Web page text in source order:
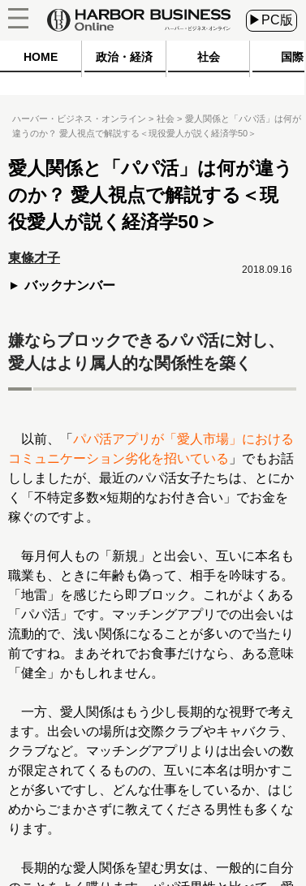
▶PC版
HOME 政治・経済 社会 国際
ハーバー・ビジネス・オンライン 社会
愛人関係と「パパ活」は何が
違うのか？ 愛人視点で解説する＜現役愛人が説く経済学50＞
愛人関係と「パパ活」は何が違う
のか？ 愛人視点で解説する＜現
役愛人が説く経済学50＞
東條才子
バックナンバー
2018.09.16
嫌ならブロックできるパパ活に対し、
愛人はより属人的な関係性を築く
以前、「 パパ活アプリが「愛人市場」における
コミュニケーション劣化を招いている 」でもお話
ししましたが、最近のパパ活女子たちは、とにか
く「不特定多数×短期的なお付き合い」でお金を
稼ぐのですよ。
毎月何人もの「新規」と出会い、互いに本名も
職業も、ときに年齢も偽って、相手を吟味する。
「地雷」を感じたら即ブロック。これがよくある
「パパ活」です。マッチングアプリでの出会いは
流動的で、浅い関係になることが多いので当たり
前ですね。まあそれでお食事だけなら、ある意味
「健全」かもしれません。
一方、愛人関係はもう少し長期的な視野で考え
ます。出会いの場所は交際クラブやキャバクラ、
クラブなど。マッチングアプリよりは出会いの数
が限定されてくるものの、互いに本名は明かすこ
とが多いですし、どんな仕事をしているか、はじ
めからごまかさずに教えてくださる男性も多くな
ります。
長期的な愛人関係を望む男女は、一般的に自分